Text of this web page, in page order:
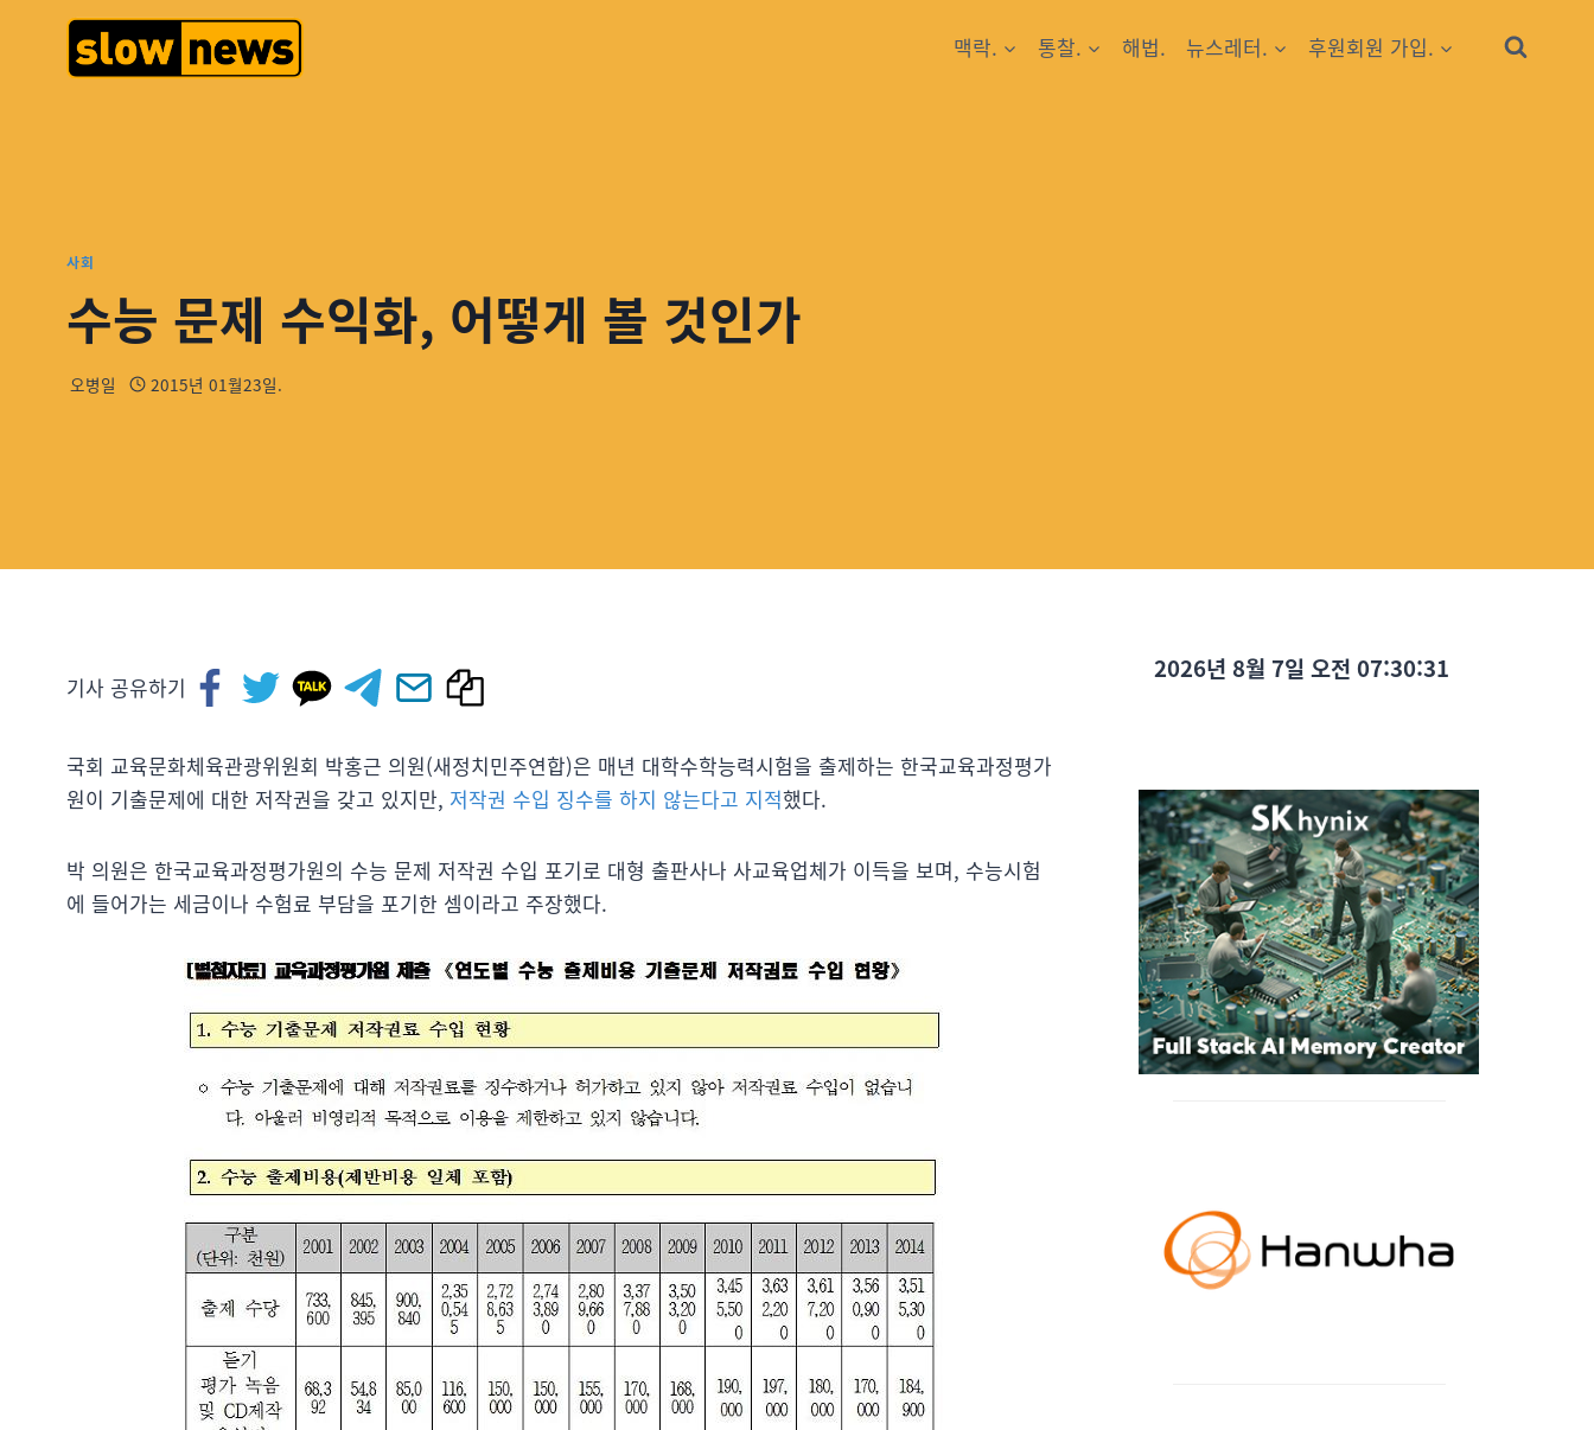
맥락. 통찰. 해법. 뉴스레터. 후원회원 가입.
사회
수능 문제 수익화, 어떻게 볼 것인가
오병일 2015년 01월23일.
기사 공유하기
국회 교육문화체육관광위원회 박홍근 의원(새정치민주연합)은 매년 대학수학능력시험을 출제하는 한국교육과정평가
원이 기출문제에 대한 저작권을 갖고 있지만, 저작권 수입 징수를 하지 않는다고 지적했다.
박 의원은 한국교육과정평가원의 수능 문제 저작권 수입 포기로 대형 출판사나 사교육업체가 이득을 보며, 수능시험
에 들어가는 세금이나 수험료 부담을 포기한 셈이라고 주장했다.
2026년 8월 7일 오전 07:30:33